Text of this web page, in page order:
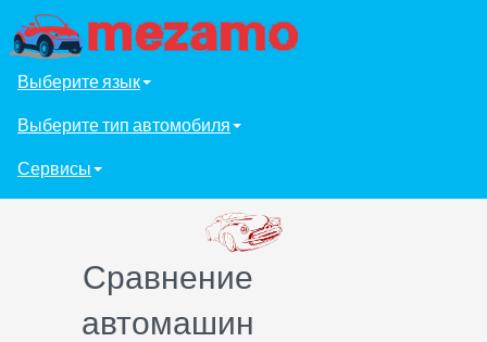
Выберите язык
Выберите тип автомобиля
Сервисы
Сравнение
автомашин